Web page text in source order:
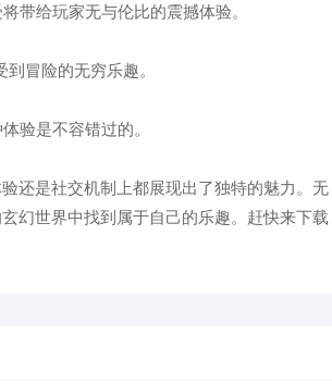
给玩家无与伦比的震撼体验。
冒险的无穷乐趣。
验是不容错过的。
还是社交机制上都展现出了独特的魅力。无
幻世界中找到属于自己的乐趣。赶快来下载